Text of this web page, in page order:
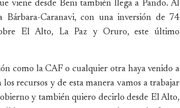
viene desde Beni también llega a Pando. Al
Caranavi, con una inversión de 74
El Alto, La Paz y Oruro, este último
como la CAF o cualquier otra haya venido a
los recursos y de esta manera vamos a trabajar
y también quiero decirlo desde El Alto,